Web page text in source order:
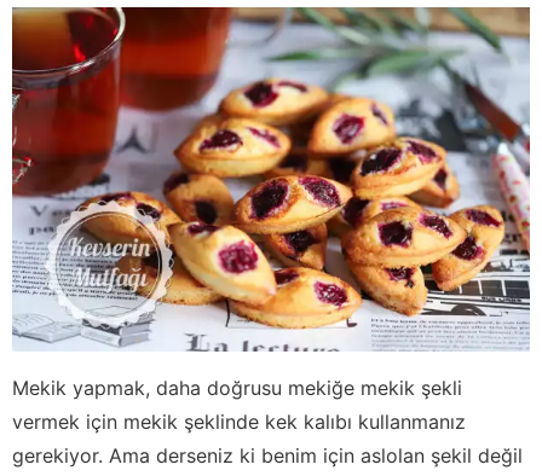
Mekik yapmak, daha doğrusu mekiğe mekik şekli
vermek için mekik şeklinde kek kalıbı kullanmanız
gerekiyor. Ama derseniz ki benim için aslolan şekil değil